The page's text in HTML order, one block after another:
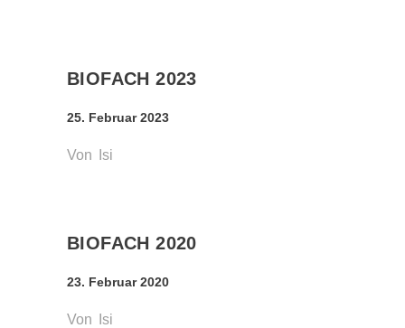
BIOFACH 2023
25. Februar 2023
Von Isi
BIOFACH 2020
23. Februar 2020
Von Isi